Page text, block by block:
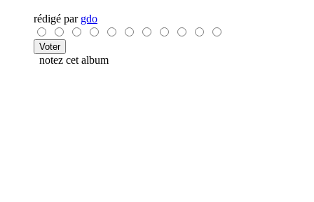
rédigé par gdo
notez cet album